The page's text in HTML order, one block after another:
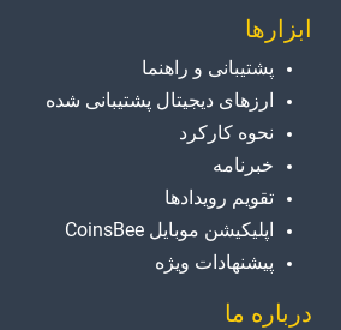
ابزارها
پشتیبانی و راهنما
ارزهای دیجیتال پشتیبانی شده
نحوه کارکرد
خبرنامه
تقویم رویدادها
اپلیکیشن موبایل CoinsBee
پیشنهادات ویژه
درباره ما